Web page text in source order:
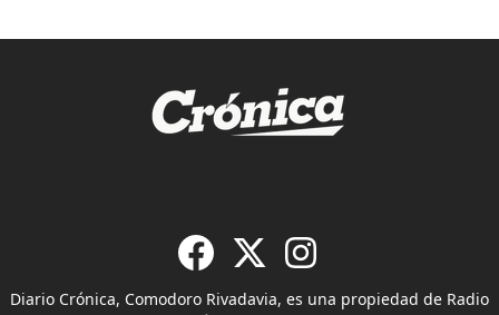
Diario Crónica, Comodoro Rivadavia, es una propiedad de Radio